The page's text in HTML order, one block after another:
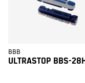
BBB
ULTRASTOP BBS-